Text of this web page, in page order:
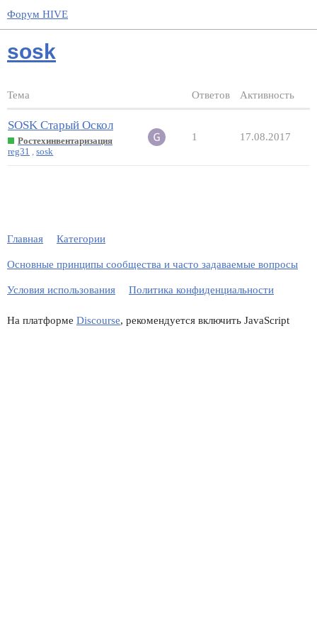
Форум HIVE
sosk
Тема Ответов Активность
SOSK Старый Оскол
Ростехинвентаризация
reg31
,sosk
1 17.08.2017
Главная Категории
Основные принципы сообщества и часто задаваемые вопросы
Условия использования Политика конфиденциальности
На платформе Discourse, рекомендуется включить JavaScript